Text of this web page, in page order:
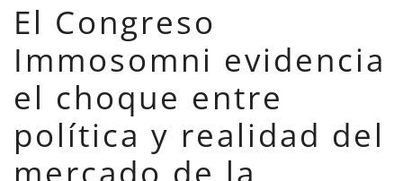
El Congreso
Immosomni evidencia
el choque entre
política y realidad del